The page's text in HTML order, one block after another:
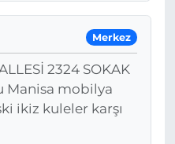
Merkez
2324 SOKAK
Manisa mobilya
ikiz kuleler karşı